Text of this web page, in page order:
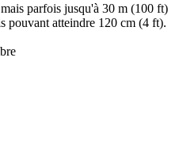
parfois jusqu'à 30 m (100 ft)
pouvant atteindre 120 cm (4 ft).